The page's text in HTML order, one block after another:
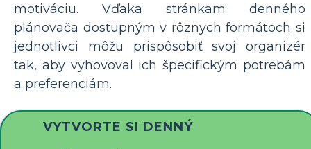
motiváciu. Vďaka stránkam denného
plánovača dostupným v rôznych formátoch si
jednotlivci môžu prispôsobiť svoj organizér
tak, aby vyhovoval ich špecifickým potrebám
a preferenciám.
VYTVORTE SI DENNÝ